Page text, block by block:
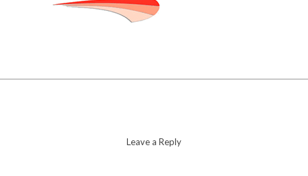
Leave a Reply